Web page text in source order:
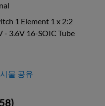
1 Element 1 x 2:2
3.6V 16-SOIC Tube
물 공유
)